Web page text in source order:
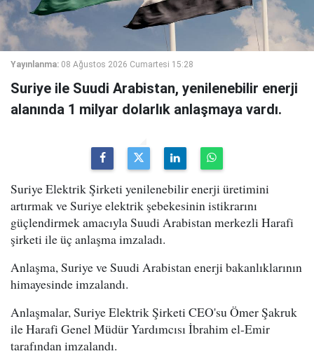
Yayınlanma: 08 Ağustos 2026 Cumartesi 15:28
Suriye ile Suudi Arabistan, yenilenebilir enerji
alanında 1 milyar dolarlık anlaşmaya vardı.
Suriye Elektrik Şirketi yenilenebilir enerji üretimini
artırmak ve Suriye elektrik şebekesinin istikrarını
güçlendirmek amacıyla Suudi Arabistan merkezli Harafi
şirketi ile üç anlaşma imzaladı.
Anlaşma, Suriye ve Suudi Arabistan enerji bakanlıklarının
himayesinde imzalandı.
Anlaşmalar, Suriye Elektrik Şirketi CEO'su Ömer Şakruk
ile Harafi Genel Müdür Yardımcısı İbrahim el-Emir
tarafından imzalandı.